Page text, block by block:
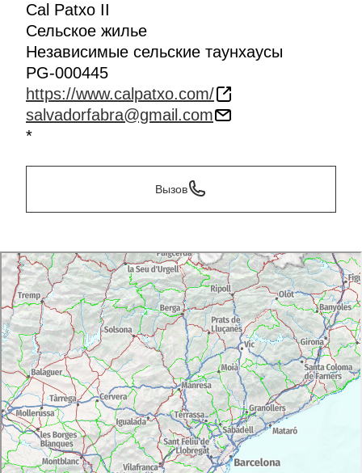
Cal Patxo II
Сельское жилье
Независимые сельские таунхаусы
PG-000445
https://www.calpatxo.com/
salvadorfabra@gmail.com
*
Вызов